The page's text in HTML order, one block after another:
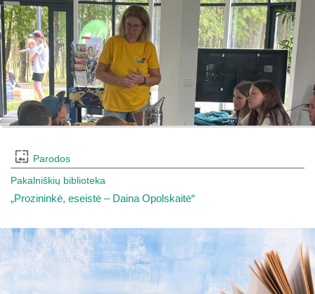
Parodos
Pakalniškių biblioteka
„Prozininkė, eseistė – Daina Opolskaitė“